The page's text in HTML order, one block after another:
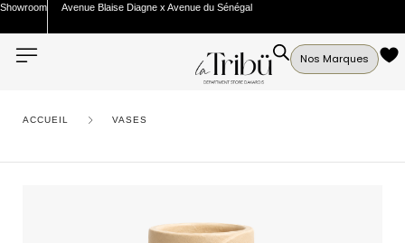
Showroom Avenue Blaise Diagne x Avenue du Sénégal
Nos Marques
ACCUEIL VASES